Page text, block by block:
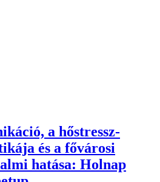
a hőstressz-
és a fővárosi
hatása: Holnap